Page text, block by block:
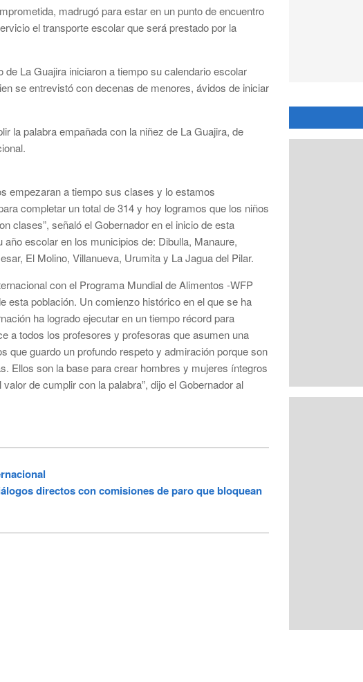
madrugó para estar en un punto de encuentro
el transporte escolar que será prestado por la
La Guajira iniciaron a tiempo su calendario escolar
se entrevistó con decenas de menores, ávidos de iniciar
la palabra empañada con la niñez de La Guajira, de
empezaran a tiempo sus clases y lo estamos
completar un total de 314 y hoy logramos que los niños
clases”, señaló el Gobernador en el inicio de esta
escolar en los municipios de: Dibulla, Manaure,
El Molino, Villanueva, Urumita y La Jagua del Pilar.
con el Programa Mundial de Alimentos -WFP
esta población. Un comienzo histórico en el que se ha
ha logrado ejecutar en un tiempo récord para
a todos los profesores y profesoras que asumen una
que guardo un profundo respeto y admiración porque son
Ellos son la base para crear hombres y mujeres íntegros
de cumplir con la palabra”, dijo el Gobernador al
directos con comisiones de paro que bloquean